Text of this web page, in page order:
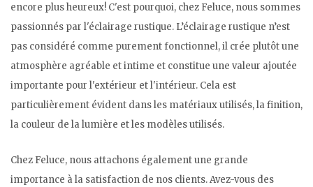
encore plus heureux! C'est pourquoi, chez Feluce, nous sommes
passionnés par l'éclairage rustique. L’éclairage rustique n’est
pas considéré comme purement fonctionnel, il crée plutôt une
atmosphère agréable et intime et constitue une valeur ajoutée
importante pour l'extérieur et l'intérieur. Cela est
particulièrement évident dans les matériaux utilisés, la finition,
la couleur de la lumière et les modèles utilisés.
Chez Feluce, nous attachons également une grande
importance à la satisfaction de nos clients. Avez-vous des